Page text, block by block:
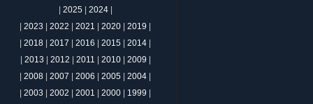
2025| 2024|
2023 2022 2021 2020 2019
2018 2017 2016 2015 2014
2013 2012 2011 2010| 2009
2008 2007 2006 2005 2004
2003 2002 2001 2000 1999